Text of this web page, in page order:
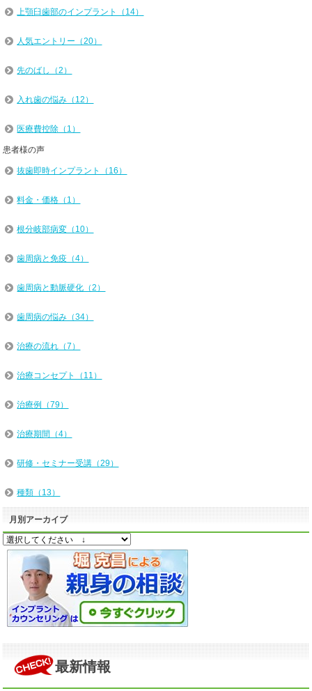
上顎臼歯部のインプラント（14）
人気エントリー（20）
先のばし（2）
入れ歯の悩み（12）
医療費控除（1）
患者様の声
抜歯即時インプラント（16）
料金・価格（1）
根分岐部病変（10）
歯周病と免疫（4）
歯周病と動脈硬化（2）
歯周病の悩み（34）
治療の流れ（7）
治療コンセプト（11）
治療例（79）
治療期間（4）
研修・セミナー受講（29）
種類（13）
月別アーカイブ
最新情報